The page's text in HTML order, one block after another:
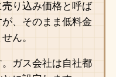
り込み価格と呼ば
、そのまま低料金
ん。
。ガス会社は自社都